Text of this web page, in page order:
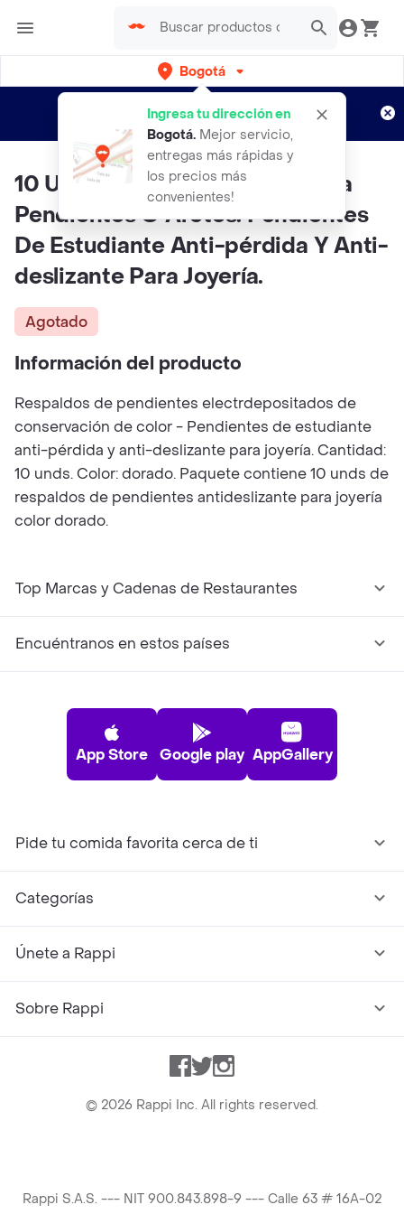
Bogotá
Ingresa tu dirección en
Bogotá. Mejor servicio,
entregas más rápidas y
los precios más
convenientes!
envíos gratis por semanas
Aplican TyC
10 Unidades De Respaldos Para
Pendientes O Aretes. Pendientes
De Estudiante Anti-pérdida Y Anti-
deslizante Para Joyería.
Agotado
Información del producto
Respaldos de pendientes electrdepositados de
conservación de color - Pendientes de estudiante
anti-pérdida y anti-deslizante para joyería. Cantidad:
10 unds. Color: dorado. Paquete contiene 10 unds de
respaldos de pendientes antideslizante para joyería
color dorado.
Top Marcas y Cadenas de Restaurantes
Encuéntranos en estos países
App Store Google play AppGallery
Pide tu comida favorita cerca de ti
Categorías
Únete a Rappi
Sobre Rappi
Facebook
TwitterInstagram
© 2026 Rappi Inc. All rights reserved.
Rappi S.A.S. --- NIT 900.843.898-9 --- Calle 63 # 16A-02